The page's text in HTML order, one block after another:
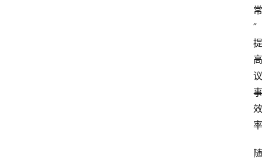
常
”
提
高
议
事
效
率
随